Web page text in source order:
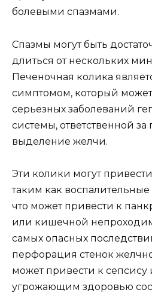
болевыми спазмами.
Спазмы могут быть
длиться от нескольких
Печеночная колика
симптомом, который может
серьезных заболеваний
системы, ответственной
выделение желчи.
Эти колики могут
таким как
что может привести к
или кишечной
самых опасных
перфорация стенок
может привести к сепсису
угрожающим здоровью